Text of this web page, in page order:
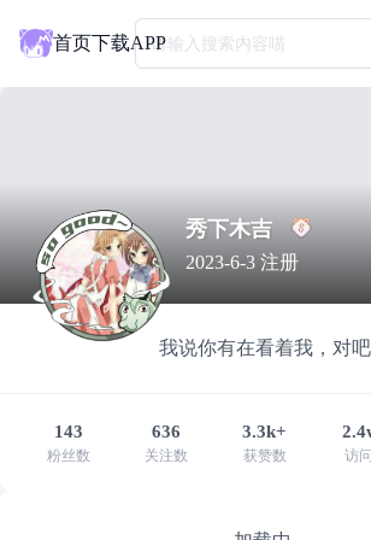
首页下载APP请输入搜索内容喵
秀下木吉
2023-6-3 注册
我说你有在看着我，对
143
粉丝数
636
关注数
3.3k+
获赞数 访